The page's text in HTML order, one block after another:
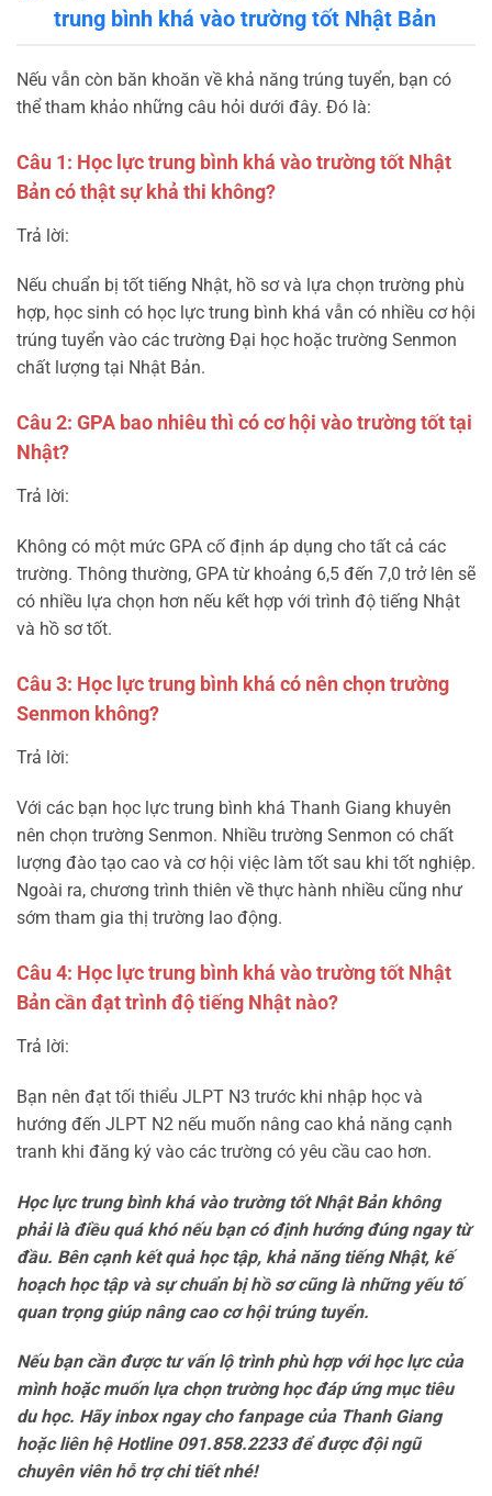
trung bình khá vào trường tốt Nhật Bản
Nếu vẫn còn băn khoăn về khả năng trúng tuyển, bạn có
thể tham khảo những câu hỏi dưới đây. Đó là:
Câu 1: Học lực trung bình khá vào trường tốt Nhật
Bản có thật sự khả thi không?
Trả lời:
Nếu chuẩn bị tốt tiếng Nhật, hồ sơ và lựa chọn trường phù
hợp, học sinh có học lực trung bình khá vẫn có nhiều cơ hội
trúng tuyển vào các trường Đại học hoặc trường Senmon
chất lượng tại Nhật Bản.
Câu 2: GPA bao nhiêu thì có cơ hội vào trường tốt tại
Nhật?
Trả lời:
Không có một mức GPA cố định áp dụng cho tất cả các
trường. Thông thường, GPA từ khoảng 6,5 đến 7,0 trở lên sẽ
có nhiều lựa chọn hơn nếu kết hợp với trình độ tiếng Nhật
và hồ sơ tốt.
Câu 3: Học lực trung bình khá có nên chọn trường
Senmon không?
Trả lời:
Với các bạn học lực trung bình khá Thanh Giang khuyên
nên chọn trường Senmon. Nhiều trường Senmon có chất
lượng đào tạo cao và cơ hội việc làm tốt sau khi tốt nghiệp.
Ngoài ra, chương trình thiên về thực hành nhiều cũng như
sớm tham gia thị trường lao động.
Câu 4: Học lực trung bình khá vào trường tốt Nhật
Bản cần đạt trình độ tiếng Nhật nào?
Trả lời:
Bạn nên đạt tối thiểu JLPT N3 trước khi nhập học và
hướng đến JLPT N2 nếu muốn nâng cao khả năng cạnh
tranh khi đăng ký vào các trường có yêu cầu cao hơn.
Học lực trung bình khá vào trường tốt Nhật Bản không
phải là điều quá khó nếu bạn có định hướng đúng ngay từ
đầu. Bên cạnh kết quả học tập, khả năng tiếng Nhật, kế
hoạch học tập và sự chuẩn bị hồ sơ cũng là những yếu tố
quan trọng giúp nâng cao cơ hội trúng tuyển.
Nếu bạn cần được tư vấn lộ trình phù hợp với học lực của
mình hoặc muốn lựa chọn trường học đáp ứng mục tiêu
du học. Hãy inbox ngay cho fanpage của Thanh Giang
hoặc liên hệ Hotline 091.858.2233 để được đội ngũ
chuyên viên hỗ trợ chi tiết nhé!